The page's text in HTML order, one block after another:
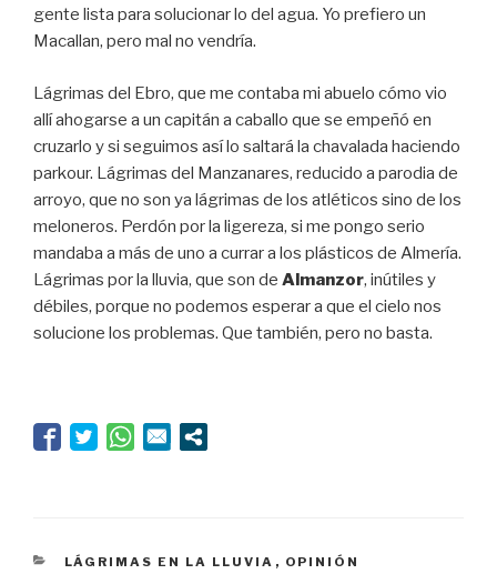
gente lista para solucionar lo del agua. Yo prefiero un
Macallan, pero mal no vendría.
Lágrimas del Ebro, que me contaba mi abuelo cómo vio
allí ahogarse a un capitán a caballo que se empeñó en
cruzarlo y si seguimos así lo saltará la chavalada haciendo
parkour. Lágrimas del Manzanares, reducido a parodia de
arroyo, que no son ya lágrimas de los atléticos sino de los
meloneros. Perdón por la ligereza, si me pongo serio
mandaba a más de uno a currar a los plásticos de Almería.
Lágrimas por la lluvia, que son de Almanzor, inútiles y
débiles, porque no podemos esperar a que el cielo nos
solucione los problemas. Que también, pero no basta.
CATEGORÍAS
LÁGRIMAS EN LA LLUVIA , OPINIÓN